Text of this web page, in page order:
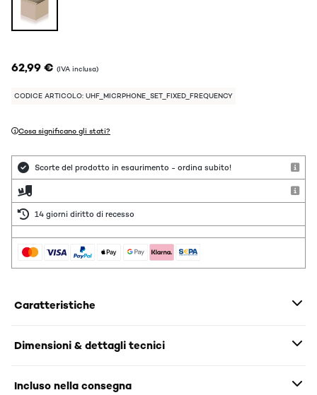
62,99 € (IVA inclusa)
CODICE ARTICOLO: UHF_MICRPHONE_SET_FIXED_FREQUENCY
Cosa significano gli stati?
Scorte del prodotto in esaurimento - ordina subito!
14 giorni diritto di recesso
Caratteristiche
Dimensioni & dettagli tecnici
Incluso nella consegna